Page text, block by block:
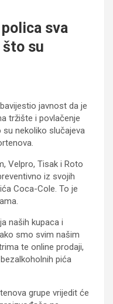
sva
što su
javnost da je
tržište i povlačenje
su nekoliko slučajeva
Velpro, Tisak i Roto
iz svojih
Coca-Cole. To je
naših kupaca i
smo svim našim
te online prodaji,
pića
grupe vrijedit će